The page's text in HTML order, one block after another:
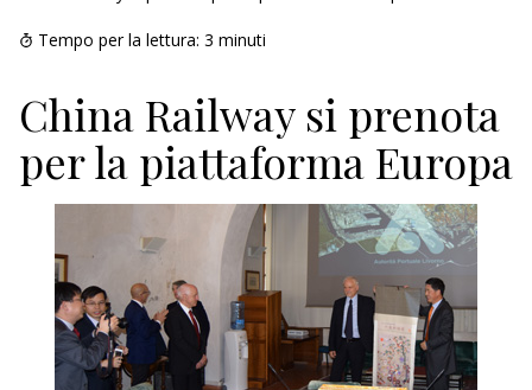
INDUSTRIA
RICERCA
ECONOMIA
CULTURA
NAUTICA
Tempo per la lettura: 3 minuti
China Railway si prenota
per la piattaforma Europa